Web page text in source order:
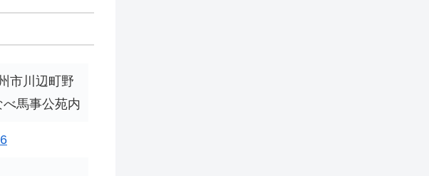
市川辺町野
馬事公苑内